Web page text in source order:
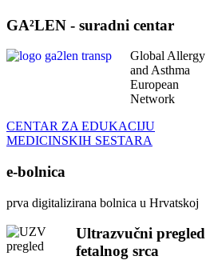
GA²LEN - suradni centar
Global Allergy
and Asthma
European
Network
CENTAR ZA EDUKACIJU
MEDICINSKIH SESTARA
e-bolnica
prva digitalizirana bolnica u Hrvatskoj
Ultrazvučni pregled
fetalnog srca